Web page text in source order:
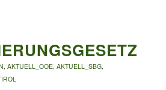
, AKTUELL_OOE, AKTUELL_SBG,